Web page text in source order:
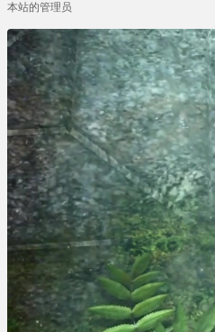
本站的管理员